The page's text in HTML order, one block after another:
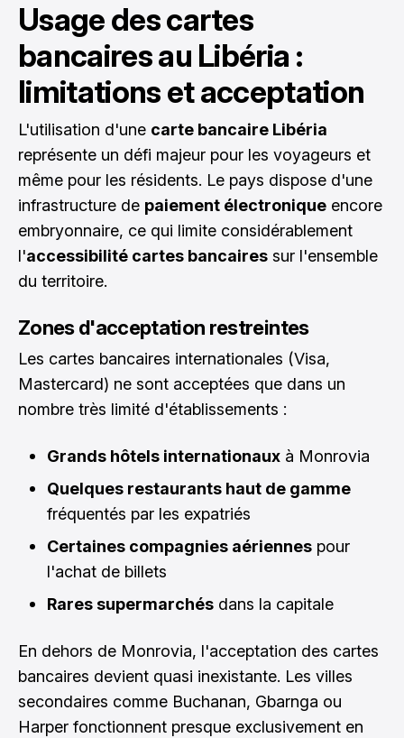
Usage des cartes
bancaires au Libéria :
limitations et acceptation
L'utilisation d'une carte bancaire Libéria
représente un défi majeur pour les voyageurs et
même pour les résidents. Le pays dispose d'une
infrastructure de paiement électronique encore
embryonnaire, ce qui limite considérablement
l'accessibilité cartes bancaires sur l'ensemble
du territoire.
Zones d'acceptation restreintes
Les cartes bancaires internationales (Visa,
Mastercard) ne sont acceptées que dans un
nombre très limité d'établissements :
Grands hôtels internationaux à Monrovia
Quelques restaurants haut de gamme
fréquentés par les expatriés
Certaines compagnies aériennes pour
l'achat de billets
Rares supermarchés dans la capitale
En dehors de Monrovia, l'acceptation des cartes
bancaires devient quasi inexistante. Les villes
secondaires comme Buchanan, Gbarnga ou
Harper fonctionnent presque exclusivement en